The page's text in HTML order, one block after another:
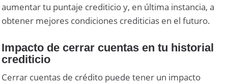
aumentar tu puntaje crediticio y, en última instancia, a
obtener mejores condiciones crediticias en el futuro.
Impacto de cerrar cuentas en tu historial
crediticio
Cerrar cuentas de crédito puede tener un impacto